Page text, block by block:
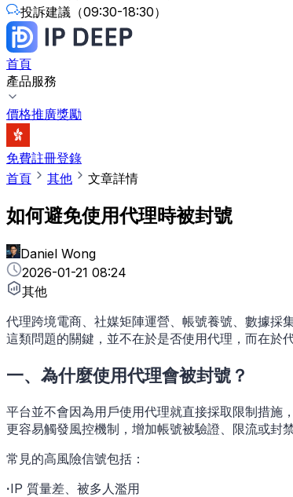
投訴建議 （09:30-18:30）
首頁
產品服務
價格推廣獎勵
免費註冊登錄
首頁
其他 文章詳情
如何避免使用代理時被封號
Daniel Wong
2026-01-21 08:24
其他
代理跨境電商、社媒矩陣運營、帳號養號、數據採
這類問題的關鍵，並不在於是否使用代理，而在於
一、為什麼使用代理會被封號？
平台並不會因為用戶使用代理就直接採取限制措施
更容易觸發風控機制，增加帳號被驗證、限流或封禁
常見的高風險信號包括：
·IP 質量差、被多人濫用